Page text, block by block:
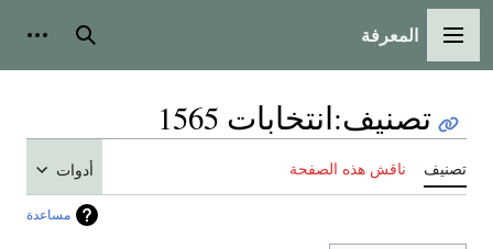
القائمة الرئيسية
المعرفة بحث
تصنيف:انتخابات 1565
تصنيف ناقش هذه الصفحة أدوات
مساعدة